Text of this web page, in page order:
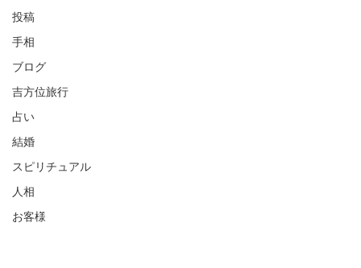
投稿
手相
ブログ
吉方位旅行
占い
結婚
スピリチュアル
人相
お客様